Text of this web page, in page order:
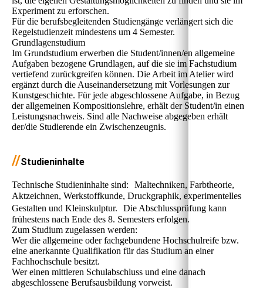
Experiment zu erforschen.
Für die berufsbegleitenden Studiengänge verlängert sich die
Regelstudienzeit mindestens um 4 Semester.
Grundlagenstudium
Im Grundstudium erwerben die Student/innen/en allgemeine
Aufgaben bezogene Grundlagen, auf die sie im Fachstudium
vertiefend zurückgreifen können. Die Arbeit im Atelier wird
ergänzt durch die Auseinandersetzung mit Vorlesungen zur
Kunstgeschichte. Für jede abgeschlossene Aufgabe, in Bezug
der allgemeinen Kompositionslehre, erhält der Student/in einen
Leistungsnachweis. Sind alle Nachweise abgegeben erhält
der/die Studierende ein Zwischenzeugnis.
//Studieninhalte
Technische Studieninhalte sind: Maltechniken, Farbtheorie,
Aktzeichnen, Werkstoffkunde, Druckgraphik, experimentelles
Gestalten und Kleinskulptur. Die Abschlussprüfung kann
frühestens nach Ende des 8. Semesters erfolgen.
Zum Studium zugelassen werden:
Wer die allgemeine oder fachgebundene Hochschulreife bzw.
eine anerkannte Qualifikation für das Studium an einer
Fachhochschule besitzt.
Wer einen mittleren Schulabschluss und eine danach
abgeschlossene Berufsausbildung vorweist.